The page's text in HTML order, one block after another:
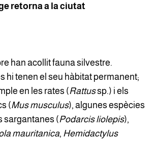
retorna a la ciutat
han acollit fauna silvestre.
hi tenen el seu hàbitat permanent;
en les rates (Rattussp.) i els
(Mus musculus), algunes espècies
sargantanes (Podarcis liolepis),
mauritanica, Hemidactylus